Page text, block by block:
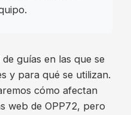
guías en las que se
y para qué se utilizan.
cómo afectan
web de OPP72, pero